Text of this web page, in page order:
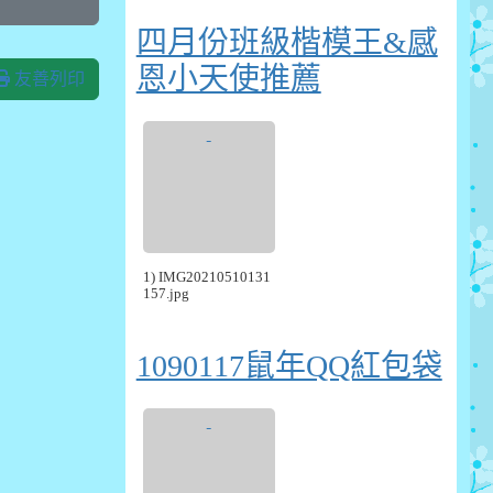
友善列印
四月份班級楷模王&感
恩小天使推薦
1) IMG20210510131
157.jpg
1090117鼠年QQ紅包袋